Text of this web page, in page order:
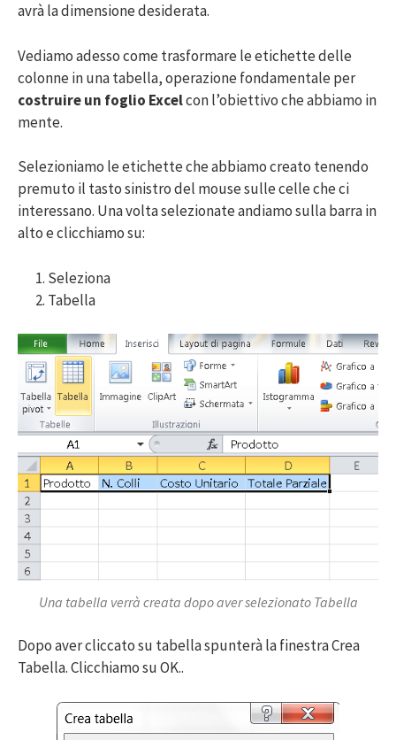
avrà la dimensione desiderata.
Vediamo adesso come trasformare le etichette delle
colonne in una tabella, operazione fondamentale per
costruire un foglio Excelcon l’obiettivo che abbiamo in
mente.
Selezioniamo le etichette che abbiamo creato tenendo
premuto il tasto sinistro del mouse sulle celle che ci
interessano. Una volta selezionate andiamo sulla barra in
alto e clicchiamo su:
Seleziona
Tabella
Una tabella verrà creata dopo aver selezionato Tabella
Dopo aver cliccato su tabella spunterà la finestra Crea
Tabella. Clicchiamo su OK..